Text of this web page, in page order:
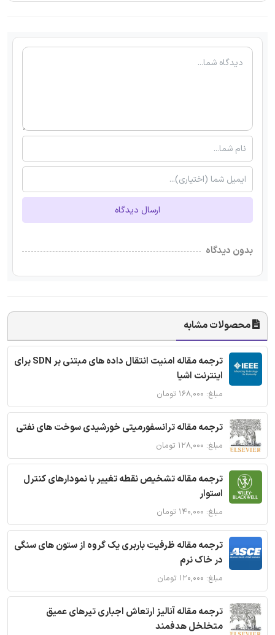
ارسال دیدگاه
بدون دیدگاه
محصولات مشابه
ترجمه مقاله امنیت انتقال داده های مبتنی بر SDN برای
اینترنت اشیا
مبلغ: ۱۶۸,۰۰۰ تومان
ترجمه مقاله ترانسفورمیتی خورشیدی سوخت های نفتی
مبلغ: ۱۲۸,۰۰۰ تومان
ترجمه مقاله تشخیص نقطه تغییر با نمودارهای کنترل
استوار
مبلغ: ۱۴۰,۰۰۰ تومان
ترجمه مقاله ظرفیت باربری یک گروه از ستون های سنگی
در خاک نرم
مبلغ: ۱۲۰,۰۰۰ تومان
ترجمه مقاله آنالیز ارتعاش اجباری تیرهای عمیق
متخلخل هدفمند